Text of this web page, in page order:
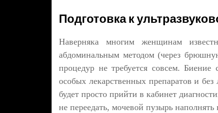
Подготовка к
Наверняка многим женщинам
абдоминальным методом (через
процедур не требуется совсем.
особых лекарственных препаратов и
будет просто прийти в кабинет
не переедать, мочевой пузырь